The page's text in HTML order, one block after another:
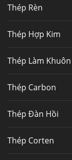
Thép Rèn
Thép Hợp Kim
Thép Làm Khuôn
Thép Carbon
Thép Đàn Hồi
Thép Corten